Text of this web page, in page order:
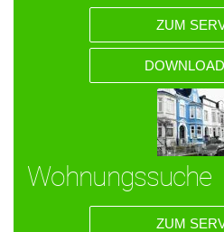
ZUM
Wohnungssuche
ZUM